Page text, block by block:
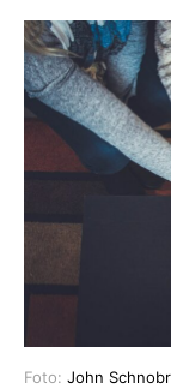
Foto: John